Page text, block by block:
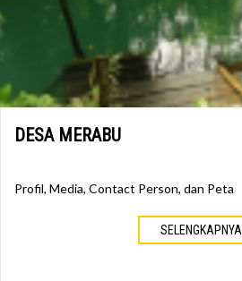
DESA MERABU
Profil, Media, Contact Person, dan Peta
SELENGKAPNYA